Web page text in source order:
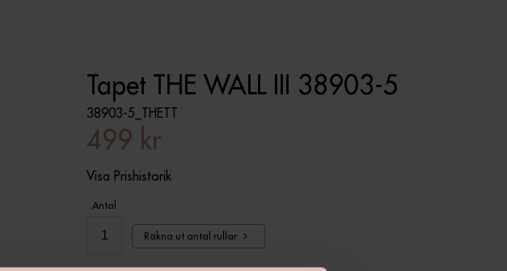
Tapet THE WALL III 38903-5
38903-5_THETT
499 kr
Visa Prishistorik
Antal
Räkna ut antal rullar